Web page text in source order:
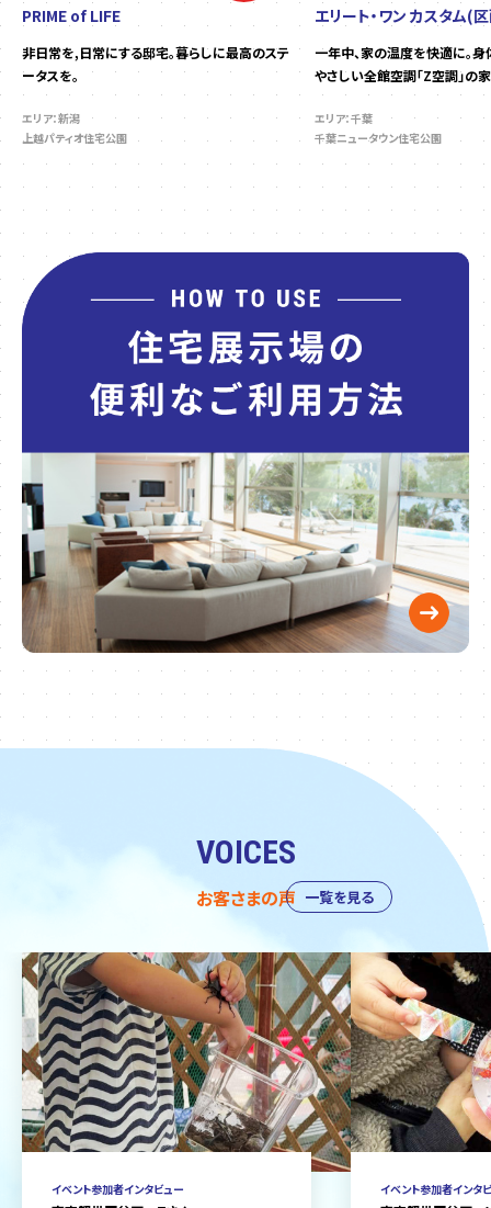
PRIME of LIFE
非日常を,日常にする邸宅。暮らしに最高のステ
ータスを。
エリア：新潟
上越パティオ住宅公園
エリート・ワン カスタム(
一年中、家の温度を快適に。
やさしい全館空調「Z空調」の家
エリア：千葉
千葉ニュータウン住宅公園
VOICES
お客さまの声
イベント参加者インタビュー イベント参加者インタ
一覧を見る